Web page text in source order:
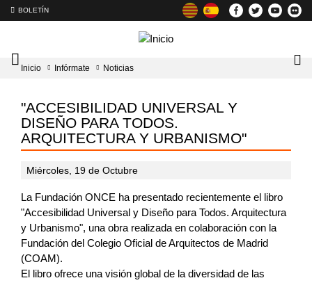
BOLETÍN
Intercambiador
del
principal
Inicio Infórmate Noticias
"ACCESIBILIDAD UNIVERSAL Y
DISEÑO PARA TODOS.
ARQUITECTURA Y URBANISMO"
Miércoles, 19 de Octubre
La Fundación ONCE ha presentado recientemente el libro
"Accesibilidad Universal y Diseño para Todos. Arquitectura
y Urbanismo", una obra realizada en colaboración con la
Fundación del Colegio Oficial de Arquitectos de Madrid
(COAM).
El libro ofrece una visión global de la diversidad de las